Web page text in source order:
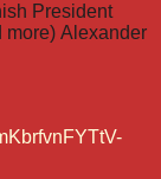
President
more) Alexander